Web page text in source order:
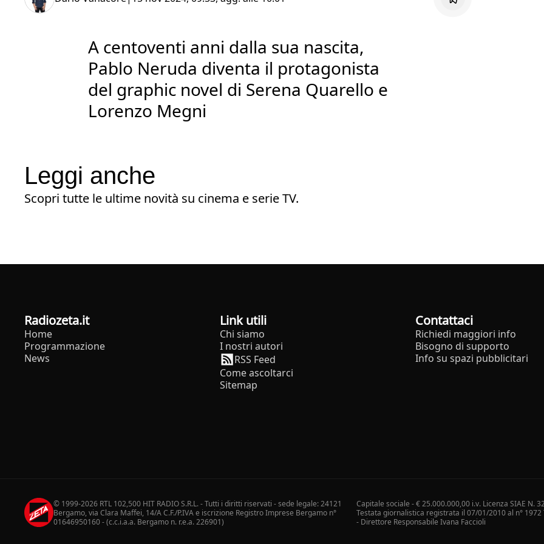
A centoventi anni dalla sua nascita,
Pablo Neruda diventa il protagonista
del graphic novel di Serena Quarello e
Lorenzo Megni
Leggi anche
Scopri tutte le ultime novità su cinema e serie TV.
radiozeta.it
Home
Programmazione
News
Link utili
Chi siamo
I nostri autori
RSS Feed
Come ascoltarci
Sitemap
Contattaci
Richiedi maggiori info
Bisogno di supporto
Info su spazi pubblicitari
© 1999-2026 RTL 102,500 HIT RADIO S.R.L. - Tutti i diritti riservati - sede legale: 24121
Bergamo, via Clara Maffei, 14/A C.F./P.IVA e iscrizione Registro Imprese Bergamo n°
01646950160 - (c.c.i.a.a. Bergamo n. r.e.a. 226901)
Capitale sociale - € 25.000.000,00 i.v. Licenza SIAE N.
Testata giornalistica registrata il 07/01/2010 al n° 1972
- Direttore Responsabile Ivana Faccioli